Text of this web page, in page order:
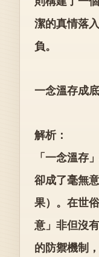
潔的真情落
負。
一念溫存成
解析：
「一念溫存
卻成了毫無
果）。在世
意」非但沒
的防禦機制